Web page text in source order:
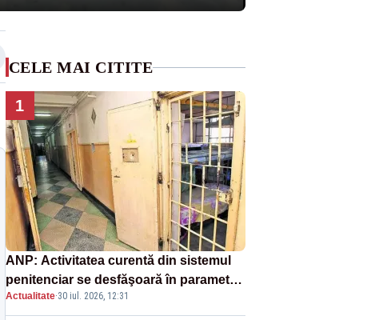
CELE MAI CITITE
1
ANP: Activitatea curentă din sistemul
penitenciar se desfăşoară în parametri
normali
Actualitate·30 iul. 2026, 12:31